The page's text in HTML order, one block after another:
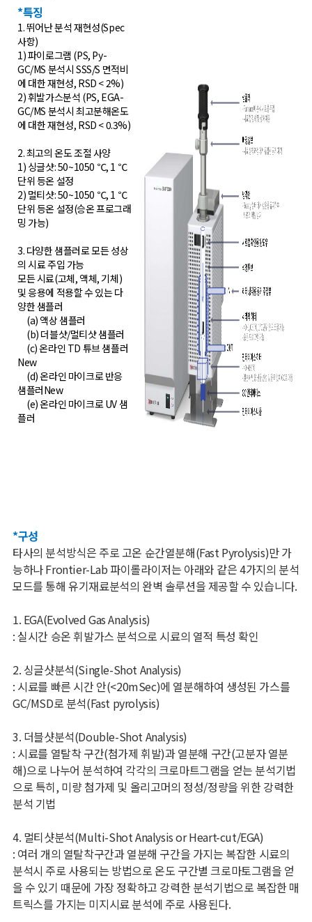
*특징
1. 뛰어난 분석 재현성(Spec
사항)
1) 파이로그램 (PS, Py-
GC/MS 분석시 SSS/S 면적비
에 대한 재현성, RSD < 2%)
2) 휘발가스분석 (PS, EGA-
GC/MS 분석시 최고분해온도
에 대한 재현성, RSD < 0.3%)
2. 최고의 온도 조절 사양
1) 싱글샷: 50~1050 ℃, 1 ℃
단위 등온 설정
2) 멀티샷: 50~1050 ℃, 1 ℃
단위 등온 설정(승온 프로그래
밍 가능)
3. 다양한 샘플러로 모든 성상
의 시료 주입 가능
모든 시료(고체, 액체, 기체)
및 응용에 적용할 수 있는 다
양한 샘플러
(a) 액상 샘플러
(b) 더블샷/멀티샷 샘플러
(c) 온라인 TD 튜브 샘플러
New
(d) 온라인 마이크로 반응
샘플러New
(e) 온라인 마이크로 UV 샘
플러
*구성
타사의 분석방식은 주로 고온 순간열분해(Fast Pyrolysis)만 가
능하나 Frontier-Lab 파이롤라이저는 아래와 같은 4가지의 분석
모드를 통해 유기재료분석의 완벽 솔루션을 제공할 수 있습니다.
1. EGA(Evolved Gas Analysis)
: 실시간 승온 휘발가스 분석으로 시료의 열적 특성 확인
2. 싱글샷분석(Single-Shot Analysis)
: 시료를 빠른 시간 안(<20mSec)에 열분해하여 생성된 가스를
GC/MSD로 분석(Fast pyrolysis)
3. 더블샷분석(Double-Shot Analysis)
: 시료를 열탈착 구간(첨가제 휘발)과 열분해 구간(고분자 열분
해)으로 나누어 분석하여 각각의 크로마트그램을 얻는 분석기법
으로 특히, 미량 첨가제 및 올리고머의 정성/정량을 위한 강력한
분석 기법
4. 멀티샷분석(Multi-Shot Analysis or Heart-cut/EGA)
: 여러 개의 열탈착구간과 열분해 구간을 가지는 복잡한 시료의
분석시 주로 사용되는 방법으로 온도 구간별 크로마토그램을 얻
을 수 있기 때문에 가장 정확하고 강력한 분석기법으로 복잡한 매
트릭스를 가지는 미지시료 분석에 주로 사용된다.